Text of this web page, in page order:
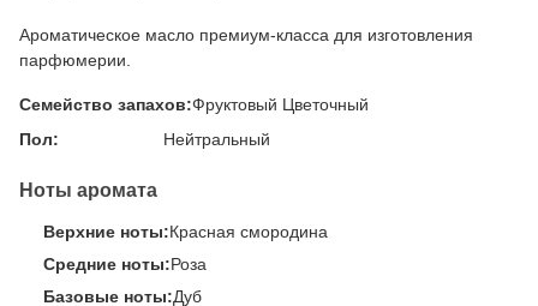
Ароматическое масло премиум-класса для изготовления
парфюмерии.
Семейство запахов:Фруктовый Цветочный
Пол:
Нейтральный
Ноты аромата
Верхние ноты:Красная смородина
Средние ноты:Роза
Базовые ноты:Дуб